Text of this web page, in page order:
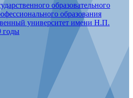
образовательного
образования
университет имени Н.П.
годы